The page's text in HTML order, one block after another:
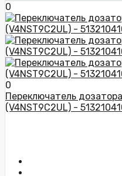
0
0
Переключатель
(V4NST9C2UL) -